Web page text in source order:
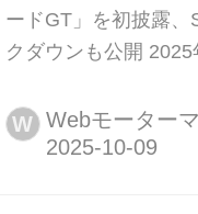
ードGT」を初披露、
クダウンも公開
ンドSUGOで2026年
ズに参戦予定の新型
W Webモーター